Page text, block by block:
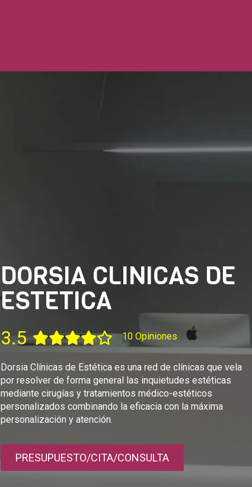
DORSIA CLINICAS DE
ESTETICA
3.5 10 Opiniones
Dorsia Clínicas de Estética es una red de clínicas que vela
por resolver de forma general las inquietudes estéticas
mediante cirugías y tratamientos médico-estéticos
personalizados combinando la eficacia con la máxima
personalización y atención.
PRESUPUESTO/CITA/CONSULTA